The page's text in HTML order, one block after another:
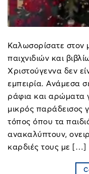
Καλωσορίσατε στον
παιχνιδιών και
Χριστούγεννα δεν
εμπειρία. Ανάμεσα
ράφια και αρώματα
μικρός παράδεισος
τόπος όπου τα
ανακαλύπτουν,
καρδιές τους με […]